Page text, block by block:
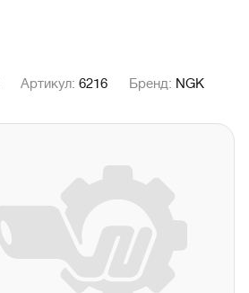
Артикул: 6216 Бренд: NGK